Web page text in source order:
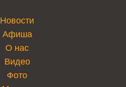
Новости
Афиша
О нас
Видео
Фото